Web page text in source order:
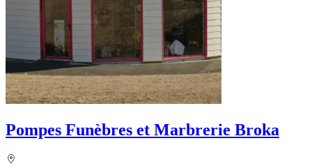
Pompes Funèbres et Marbrerie Broka